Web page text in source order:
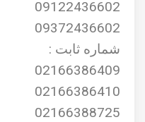
09122436602
09372436602
شماره ثابت :
02166386409
02166386410
02166388725